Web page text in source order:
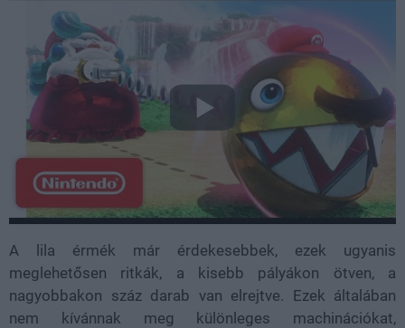
A lila érmék már érdekesebbek, ezek ugyanis
meglehetősen ritkák, a kisebb pályákon ötven, a
nagyobbakon száz darab van elrejtve. Ezek általában
nem kívánnak meg különleges machinációkat,